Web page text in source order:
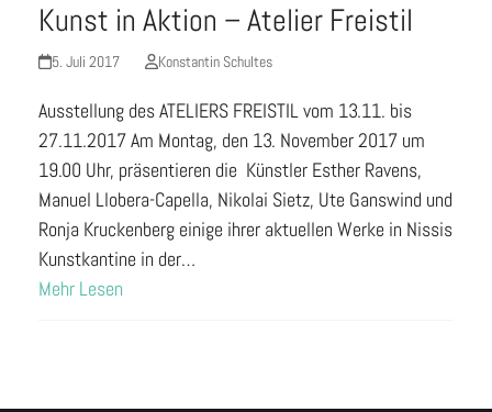
Kunst in Aktion – Atelier Freistil
5. Juli 2017 Konstantin Schultes
Ausstellung des ATELIERS FREISTIL vom 13.11. bis
27.11.2017 Am Montag, den 13. November 2017 um
19.00 Uhr, präsentieren die Künstler Esther Ravens,
Manuel Llobera-Capella, Nikolai Sietz, Ute Ganswind und
Ronja Kruckenberg einige ihrer aktuellen Werke in Nissis
Kunstkantine in der…
Mehr Lesen